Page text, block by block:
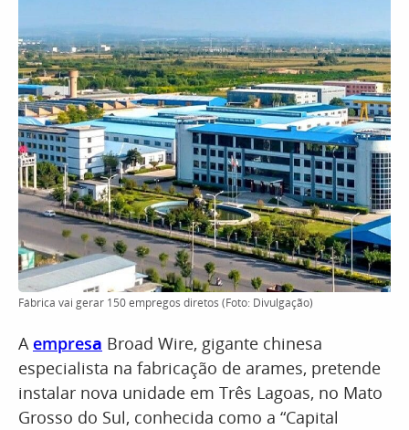
Fábrica vai gerar 150 empregos diretos (Foto: Divulgação)
A empresa Broad Wire, gigante chinesa
especialista na fabricação de arames, pretende
instalar nova unidade em Três Lagoas, no Mato
Grosso do Sul, conhecida como a “Capital